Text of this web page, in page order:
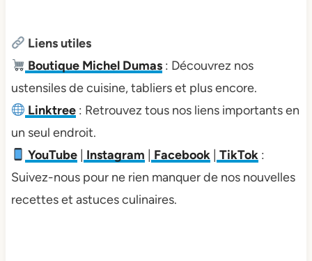
Liens utiles
Boutique Michel Dumas : Découvrez nos
ustensiles de cuisine, tabliers et plus encore.
Linktree : Retrouvez tous nos liens importants en
un seul endroit.
YouTube
Instagram Facebook TikTok :
Suivez-nous pour ne rien manquer de nos nouvelles
recettes et astuces culinaires.